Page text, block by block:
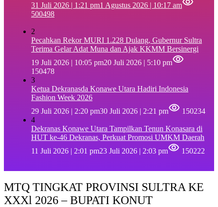
31 Juli 2026 | 1:21 pm1 Agustus 2026 | 10:17 am
500498
2
Pecahkan Rekor MURI 1.228 Dulang, Gubernur Sultra
Terima Gelar Adat Muna dan Ajak KKMM Bersinergi
19 Juli 2026 | 10:05 pm20 Juli 2026 | 5:10 pm
150478
3
Ketua Dekranasda Konawe Utara Hadiri Indonesia
Fashion Week 2026
29 Juli 2026 | 2:20 pm30 Juli 2026 | 2:21 pm
150234
4
Dekranas Konawe Utara Tampilkan Tenun Konasara di
HUT ke-46 Dekranas, Perkuat Promosi UMKM Daerah
11 Juli 2026 | 2:01 pm23 Juli 2026 | 2:03 pm 150222
MTQ TINGKAT PROVINSI SULTRA KE
XXXl 2026 – BUPATI KONUT